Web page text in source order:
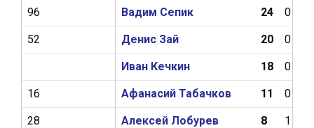
Вадим Сепик 24 0
Денис Зай 20 0
Иван Кечкин 18 0
Афанасий Табачков 11 0
Алексей Лобурев 8 1
96
52
16
28